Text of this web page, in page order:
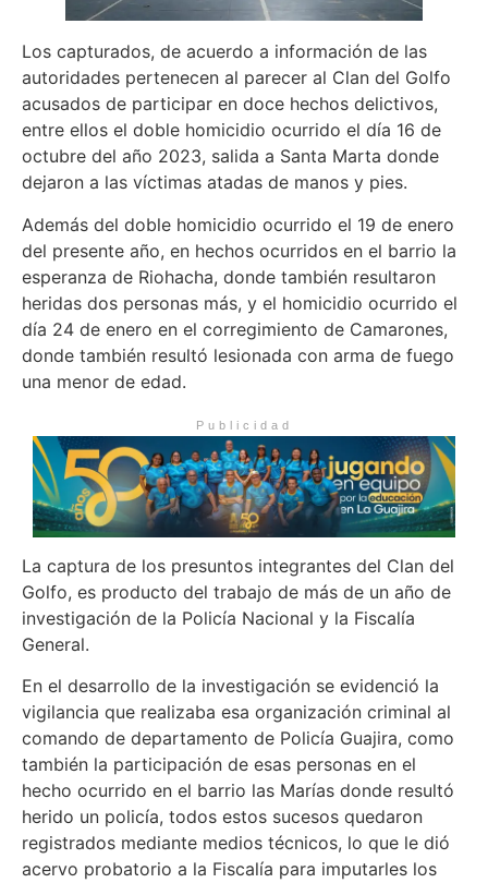
Los capturados, de acuerdo a información de las
autoridades pertenecen al parecer al Clan del Golfo
acusados de participar en doce hechos delictivos,
entre ellos el doble homicidio ocurrido el día 16 de
octubre del año 2023, salida a Santa Marta donde
dejaron a las víctimas atadas de manos y pies.
Además del doble homicidio ocurrido el 19 de enero
del presente año, en hechos ocurridos en el barrio la
esperanza de Riohacha, donde también resultaron
heridas dos personas más, y el homicidio ocurrido el
día 24 de enero en el corregimiento de Camarones,
donde también resultó lesionada con arma de fuego
una menor de edad.
Publicidad
La captura de los presuntos integrantes del Clan del
Golfo, es producto del trabajo de más de un año de
investigación de la Policía Nacional y la Fiscalía
General.
En el desarrollo de la investigación se evidenció la
vigilancia que realizaba esa organización criminal al
comando de departamento de Policía Guajira, como
también la participación de esas personas en el
hecho ocurrido en el barrio las Marías donde resultó
herido un policía, todos estos sucesos quedaron
registrados mediante medios técnicos, lo que le dió
acervo probatorio a la Fiscalía para imputarles los